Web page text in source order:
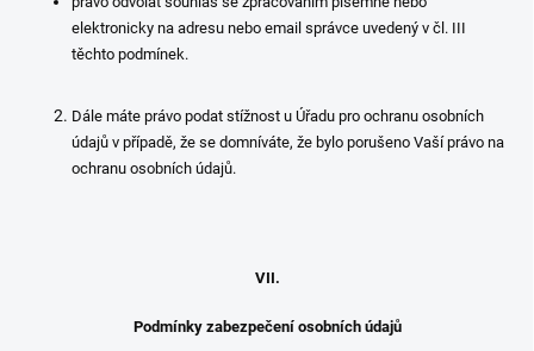
elektronicky na adresu nebo email správce uvedený v čl. III
těchto podmínek.
Dále máte právo podat stížnost u Úřadu pro ochranu osobních
údajů v případě, že se domníváte, že bylo porušeno Vaší právo na
ochranu osobních údajů.
VII.
Podmínky zabezpečení osobních údajů